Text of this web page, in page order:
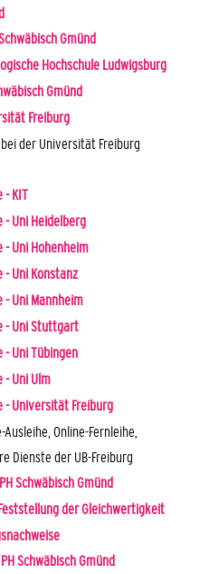
Gmünd
Hochschule Ludwigsburg
Gmünd
Freiburg
der Universität Freiburg
- KIT
Uni Heidelberg
Uni Hohenheim
Uni Konstanz
Uni Mannheim
- Uni Stuttgart
Uni Tübingen
Uni Ulm
- Universität Freiburg
Online-Fernleihe,
Dienste der UB-Freiburg
Schwäbisch Gmünd
der Gleichwertigkeit
Schwäbisch Gmünd